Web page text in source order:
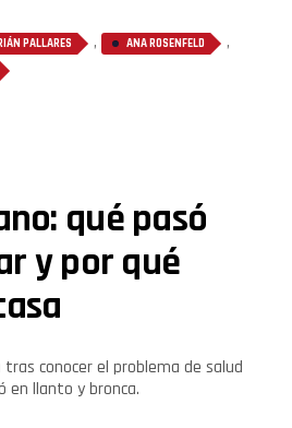
PALLARES , ANA ROSENFELD ,
qué pasó
y por qué
conocer el problema de salud
en llanto y bronca.